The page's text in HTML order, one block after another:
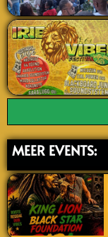
MEER EVENTS: